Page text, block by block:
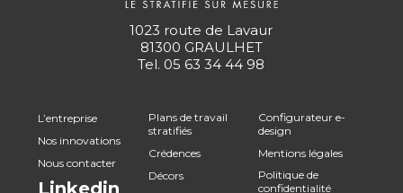
1023 route de Lavaur
81300 GRAULHET
Tel. 05 63 34 44 98
L’entreprise
Nos innovations
Nous contacter
Linkedin
Plans de travail
stratifiés
Crédences
Décors
Configurateur e-
design
Mentions légales
Politique de
confidentialité